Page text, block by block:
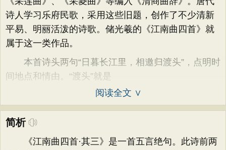
诗人学习乐府民歌，采用这些旧题，创作了不少清新
平易、明丽活泼的诗歌。储光羲的《江南曲四首》就
属于这一类作品。
本首诗头两句“日暮长江里，相邀归渡头”，点明时
间地点和情由。“渡头”就是
阅读全文 ∨
简析
《江南曲四首·其三》是一首五言绝句。此诗前两